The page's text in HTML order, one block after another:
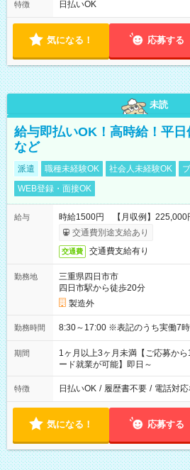
フト！ 残業ほぼナシ（0～5h/月）
特徴 日払いOK
気になる！ 応募する
未読
給与即払いOK！高時給！平
など
派遣 職種未経験OK 社会人未経験OK
WEB登録・面接OK
給与
時給1500円 【月収例】225,000
交通費別途支給あり
交通費 交通費支給有り
勤務地
三重県四日市市
四日市駅から徒歩20分
製造外
勤務時間 8:30～17:00 ※表記のうち実
期間
1ヶ月以上3ヶ月未満【ご応募か
ード就業が可能】即日～
特徴 日払いOK / 履歴書不要 / 電話対応
気になる！ 応募する